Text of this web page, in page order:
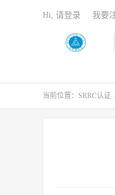
Hi, 请登录 我要
当前位置： SRRC认证